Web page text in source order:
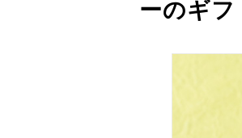
ーのギフ